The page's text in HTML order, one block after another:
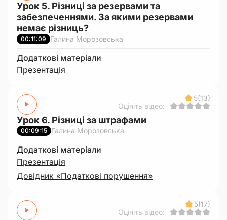
Урок 5. Різниці за резервами та
забезпеченнями. За якими резервами
немає різниць?
00:11:09 Галина Морозовська
Додаткові матеріали
Презентація
5(13)
Оцініть відео:
Урок 6. Різниці за штрафами
00:09:15 Галина Морозовська
Додаткові матеріали
Презентація
Довідник «Податкові порушення»
5(17)
Оцініть відео: